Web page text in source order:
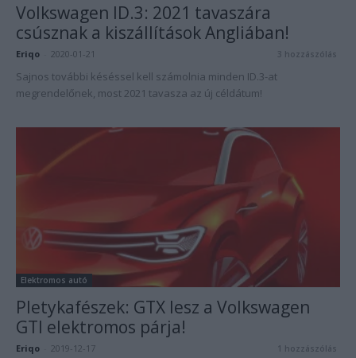
Volkswagen ID.3: 2021 tavaszára
csúsznak a kiszállítások Angliában!
Eriqo 2020-01-21 3 hozzászólás
Sajnos további késéssel kell számolnia minden ID.3-at
megrendelőnek, most 2021 tavasza az új céldátum!
Elektromos autó
Pletykafészek: GTX lesz a Volkswagen
GTI elektromos párja!
Eriqo 2019-12-17 1 hozzászólás